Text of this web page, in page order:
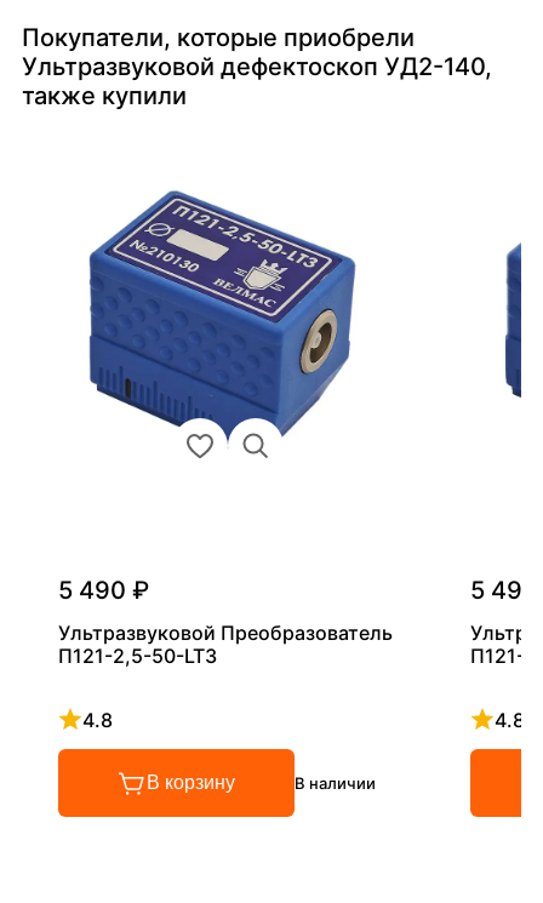
Покупатели, которые приобрели
Ультразвуковой дефектоскоп УД2-140,
также купили
5 490 ₽
Ультразвуковой Преобразователь
П121-2,5-50-LT3
4.8
Рейтинг 4.8 из 5
В корзину В наличии
5
П121-
4.8